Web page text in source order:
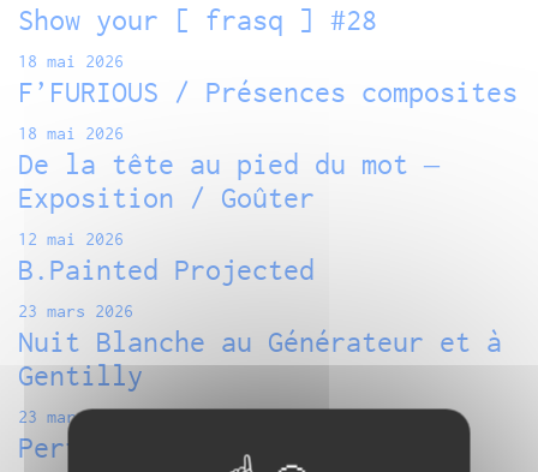
Show your [ frasq ] #28
18 mai 2026
F’FURIOUS / Présences composites
18 mai 2026
De la tête au pied du mot –
Exposition / Goûter
12 mai 2026
B.Painted Projected
23 mars 2026
Nuit Blanche au Générateur et à
Gentilly
23 mars 2026
Performances de mai !